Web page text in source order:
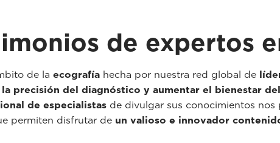
de expertos
de la ecografía hecha por nuestra red global de
precisión del diagnóstico y aumentar el bienestar
de especialistas de divulgar sus conocimientos
permiten disfrutar de un valioso e innovador